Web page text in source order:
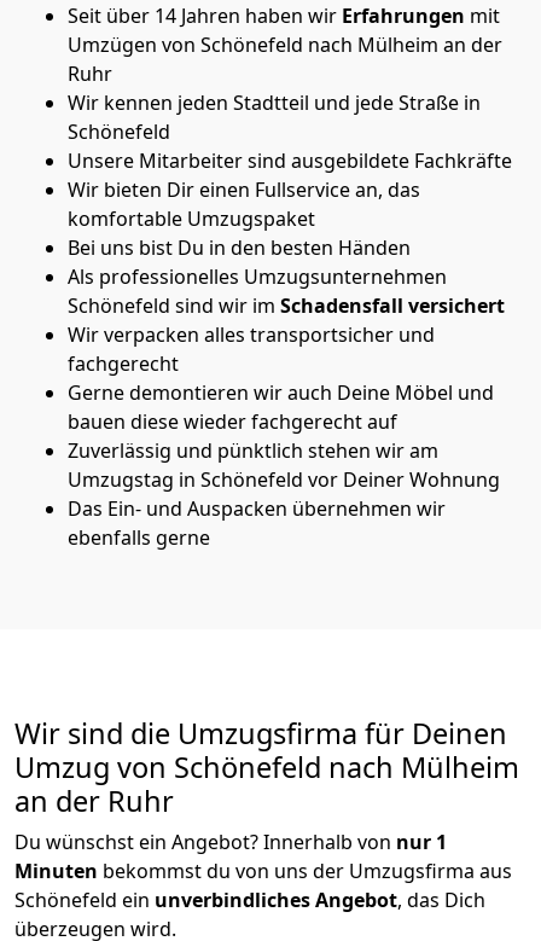
Seit über 14 Jahren haben wir Erfahrungen mit
Umzügen von Schönefeld nach Mülheim an der
Ruhr
Wir kennen jeden Stadtteil und jede Straße in
Schönefeld
Unsere Mitarbeiter sind ausgebildete Fachkräfte
Wir bieten Dir einen Fullservice an, das
komfortable Umzugspaket
Bei uns bist Du in den besten Händen
Als professionelles Umzugsunternehmen
Schönefeld sind wir im Schadensfall versichert
Wir verpacken alles transportsicher und
fachgerecht
Gerne demontieren wir auch Deine Möbel und
bauen diese wieder fachgerecht auf
Zuverlässig und pünktlich stehen wir am
Umzugstag in Schönefeld vor Deiner Wohnung
Das Ein- und Auspacken übernehmen wir
ebenfalls gerne
Wir sind die Umzugsfirma für Deinen
Umzug von Schönefeld nach Mülheim
an der Ruhr
Du wünschst ein Angebot? Innerhalb von nur 1
Minuten bekommst du von uns der Umzugsfirma aus
Schönefeld ein unverbindliches Angebot, das Dich
überzeugen wird.